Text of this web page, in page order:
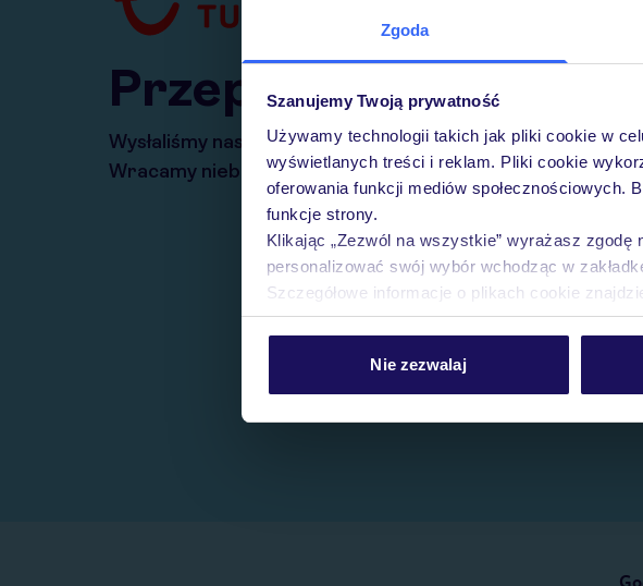
Zgoda
Szanujemy Twoją prywatność
Używamy technologii takich jak pliki cookie w
wyświetlanych treści i reklam. Pliki cookie
oferowania funkcji mediów społecznościowych.
funkcje strony.
Klikając „Zezwól na wszystkie” wyrażasz
personalizować swój wybór wchodząc w
Szczegółowe informacje o plikach cookie
Nie zezwalaj
Przepraszamy
Wysłaliśmy nasz serwis na krótkie wakacje.
Wracamy niebawem!